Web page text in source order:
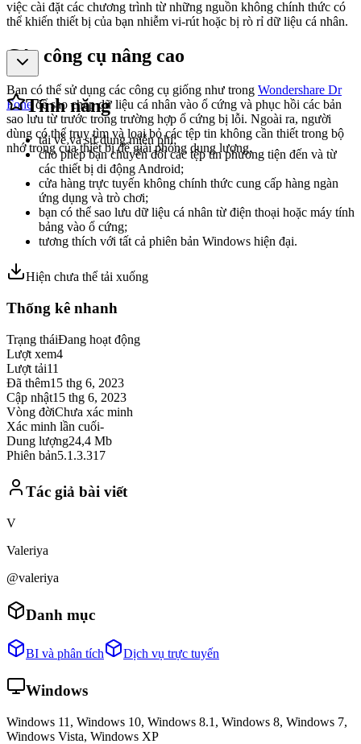
việc cài đặt các chương trình từ những nguồn không chính thức có
thể khiến thiết bị của bạn nhiễm vi-rút hoặc bị rò rỉ dữ liệu cá nhân.
Các công cụ nâng cao
Bạn có thể sử dụng các công cụ giống như trong Wondershare Dr
Foneđể sao chép dữ liệu cá nhân vào ổ cứng và phục hồi các bản
sao lưu từ trước trong trường hợp ổ cứng bị lỗi. Ngoài ra, người
dùng có thể truy tìm và loại bỏ các tệp tin không cần thiết trong bộ
nhớ trong của thiết bị để giải phóng dung lượng.
Tính năng
tải về và sử dụng miễn phí;
cho phép bạn chuyển đổi các tệp tin phương tiện đến và từ
các thiết bị di động Android;
cửa hàng trực tuyến không chính thức cung cấp hàng ngàn
ứng dụng và trò chơi;
bạn có thể sao lưu dữ liệu cá nhân từ điện thoại hoặc máy tính
bảng vào ổ cứng;
tương thích với tất cả phiên bản Windows hiện đại.
Hiện chưa thể tải xuống
Thống kê nhanh
Trạng tháiĐang hoạt động
Lượt xem4
Lượt tải11
Đã thêm15 thg 6, 2023
Cập nhật15 thg 6, 2023
Vòng đờiChưa xác minh
Xác minh lần cuối-
Dung lượng24,4 Mb
Phiên bản5.1.3.317
Tác giả bài viết
V
Valeriya
@valeriya
Danh mục
BI và phân tích Dịch vụ trực tuyến
Windows
Windows 11, Windows 10, Windows 8.1, Windows 8, Windows 7,
Windows Vista, Windows XP